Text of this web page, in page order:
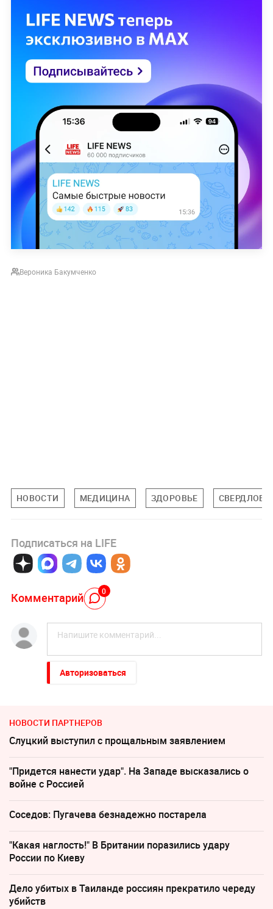
Вероника Бакумченко
НОВОСТИ МЕДИЦИНА ЗДОРОВЬЕ
Подписаться на LIFE
Комментарий 0
Авторизоваться
НОВОСТИ ПАРТНЕРОВ
Слуцкий выступил с прощальным заявлением
"Придется нанести удар". На Западе высказались о
войне с Россией
Соседов: Пугачева безнадежно постарела
"Какая наглость!" В Британии поразились удару
России по Киеву
Дело убитых в Таиланде россиян прекратило череду
убийств